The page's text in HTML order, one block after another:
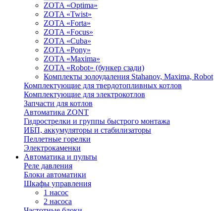
ZOTA «Optima»
ZOTA «Twist»
ZOTA «Forta»
ZOTA «Focus»
ZOTA «Cuba»
ZOTA «Pony»
ZOTA «Maxima»
ZOTA «Robot» (бункер сзади)
Комплекты золоудаления Stahanov, Maxima, Robot
Комплектующие для твердотопливных котлов
Комплектующие для электрокотлов
Запчасти для котлов
Автоматика ZONT
Гидрострелки и группы быстрого монтажа
ИБП, аккумуляторы и стабилизаторы
Пеллетные горелки
Электрокаменки
Автоматика и пульты
Реле давления
Блоки автоматики
Шкафы управления
1 насос
2 насоса